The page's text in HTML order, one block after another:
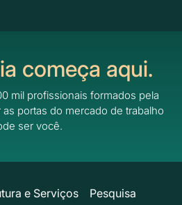
começa aqui.
mil profissionais formados pela
as portas do mercado de trabalho
ser você.
e Serviços
Pesquisa